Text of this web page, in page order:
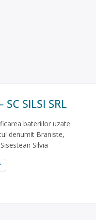
SILSI SRL
bateriilor uzate
denumit Braniste,
Silvia